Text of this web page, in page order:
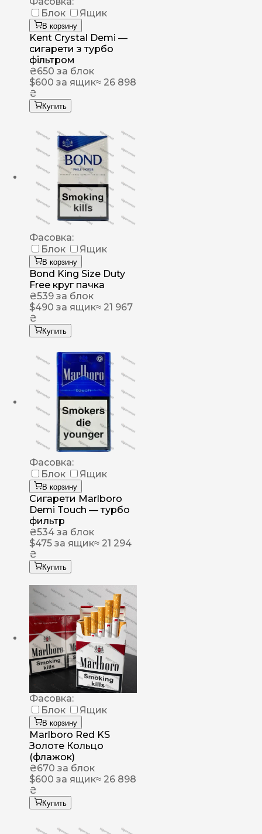
Блок
Ящик
В корзину
Kent Crystal Demi —
сигарети з турбо
фільтром
₴650 за блок
$600 за ящик≈ 26 898
₴
Купить
Фасовка:
Блок
Ящик
В корзину
Bond King Size Duty
Free круг пачка
₴539 за блок
$490 за ящик≈ 21 967
₴
Купить
Фасовка:
Блок
Ящик
В корзину
Сигарети Marlboro
Demi Touch — турбо
фильтр
₴534 за блок
$475 за ящик≈ 21 294
₴
Купить
Фасовка:
Блок
Ящик
В корзину
Marlboro Red KS
Золоте Кольцо
(флажок)
₴670 за блок
$600 за ящик≈ 26 898
₴
Купить